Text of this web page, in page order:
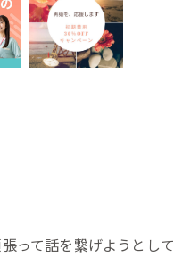
って話を繋げようとし